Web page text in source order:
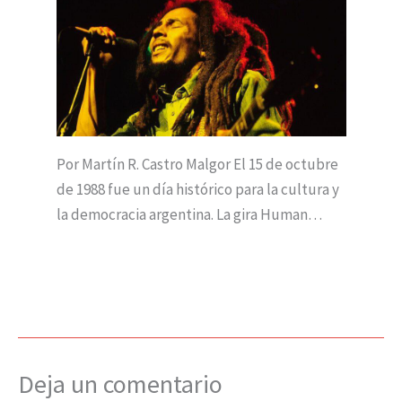
Por Martín R. Castro Malgor El 15 de octubre
de 1988 fue un día histórico para la cultura y
la democracia argentina. La gira Human…
Deja un comentario